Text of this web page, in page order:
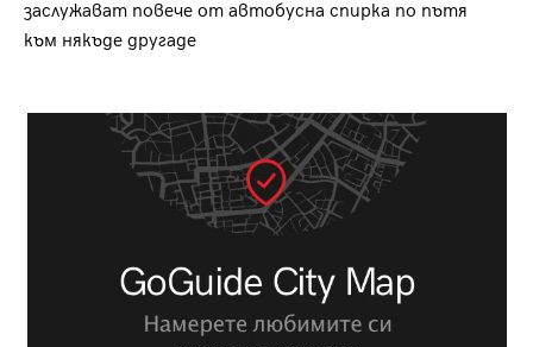
заслужават повече от автобусна спирка по пътя
към някъде другаде